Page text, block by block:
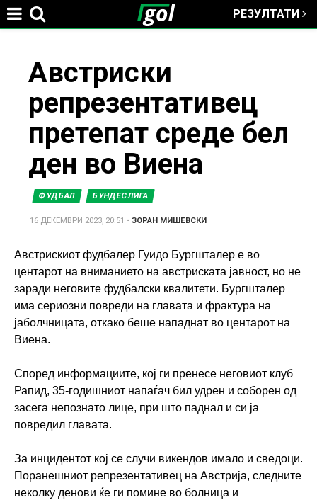
РЕЗУЛТАТИ
here
Австриски
репрезентативец
претепат среде бел
ден во Виена
ФУДБАЛ БУНДЕСЛИГА
16 ДЕКЕМВРИ 2023, 20:51 •ЗОРАН МИШЕВСКИ
Австрискиот фудбалер Гуидо Бургшталер е во
центарот на вниманието на австриската јавност, но не
заради неговите фудбалски квалитети. Бургшталер
има сериозни повреди на главата и фрактура на
јаболчницата, откако беше нападнат во центарот на
Виена.
Според информациите, кој ги пренесе неговиот клуб
Рапид, 35-годишниот напаѓач бил удрен и соборен од
засега непознато лице, при што паднал и си ја
повредил главата.
За инцидентот кој се случи викендов имало и сведоци.
Поранешниот репрезентативец на Австрија, следните
неколку денови ќе ги помине во болница и